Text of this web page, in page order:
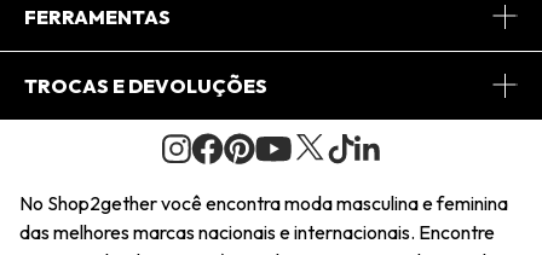
Journal
Saiu na Mídia
Central de Relacionamento
Regulamento e Promoções
FERRAMENTAS
Minha Conta
Pedido de Presente
Wishlist
TROCAS E DEVOLUÇÕES
Condições Gerais
Troca Fácil
No Shop2gether você encontra moda masculina e feminina
das melhores marcas nacionais e internacionais. Encontre